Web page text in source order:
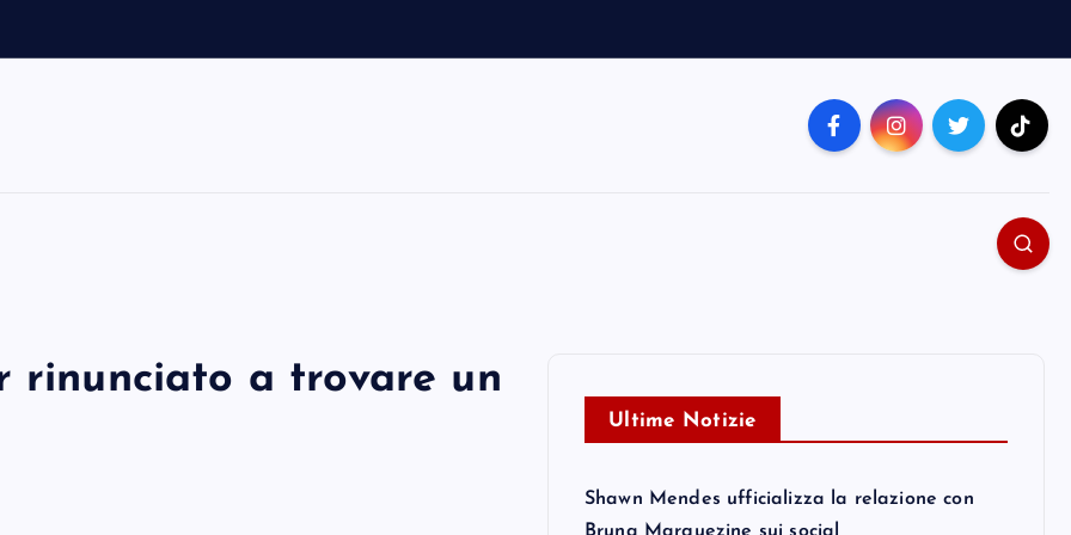
rinunciato a trovare un
Ultime Notizie
Shawn Mendes ufficializza la relazione con
Bruna Marquezine sui social